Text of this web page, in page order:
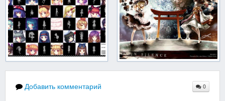
Добавить комментарий 0